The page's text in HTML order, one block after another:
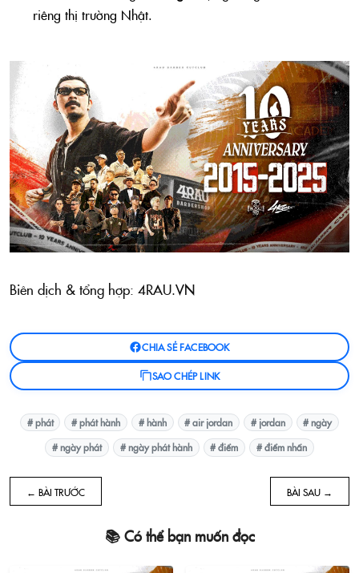
riêng thị trường Nhật.
Biên dịch & tổng hợp: 4RAU.VN
CHIA SẺ FACEBOOK
SAO CHÉP LINK
# phát # phát hành # hành # air jordan # jordan
# ngày
# ngày phát
# ngày phát hành # điểm # điểm nhấn
← BÀI TRƯỚC BÀI SAU →
📚 Có thể bạn muốn đọc